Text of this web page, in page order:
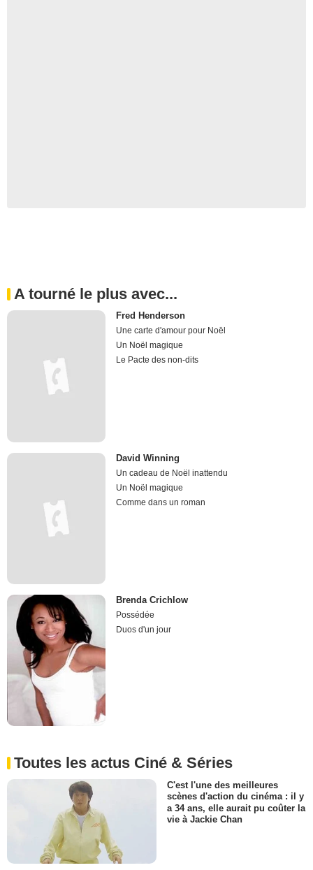
A tourné le plus avec...
Fred Henderson
Une carte d'amour pour Noël
Un Noël magique
Le Pacte des non-dits
David Winning
Un cadeau de Noël inattendu
Un Noël magique
Comme dans un roman
Brenda Crichlow
Possédée
Duos d'un jour
Toutes les actus Ciné & Séries
C'est l'une des meilleures
scènes d'action du cinéma : il y
a 34 ans, elle aurait pu coûter la
vie à Jackie Chan